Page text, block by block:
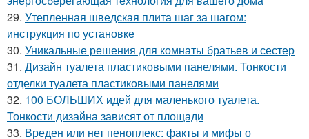
29. Утепленная шведская плита шаг за шагом:
инструкция по установке
30. Уникальные решения для комнаты братьев и сестер
31. Дизайн туалета пластиковыми панелями. Тонкости
отделки туалета пластиковыми панелями
32. 100 БОЛЬШИХ идей для маленького туалета.
Тонкости дизайна зависят от площади
33. Вреден или нет пеноплекс: факты и мифы о